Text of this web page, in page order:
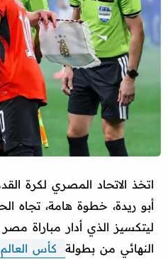
اتخذ الاتحاد المصري لكرة
أبو ريدة، خطوة هامة، تجاه
ليتكسيز الذي أدار مباراة
النهائي من بطولة
كأس العالم